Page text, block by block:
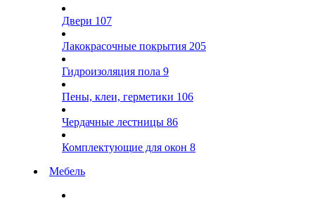
Двери 107
Лакокрасочные покрытия 205
Гидроизоляция пола 9
Пены, клеи, герметики 106
Чердачные лестницы 86
Комплектующие для окон 8
Мебель